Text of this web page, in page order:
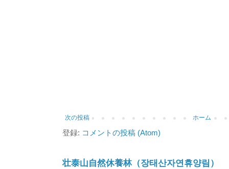
次の投稿 ホーム
登録: コメントの投稿 (Atom)
壮泰山自然休養林（장태산자연휴양림）